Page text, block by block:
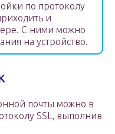
по протоколу
и
С ними можно
на устройство.
почты можно в
SSL, выполнив